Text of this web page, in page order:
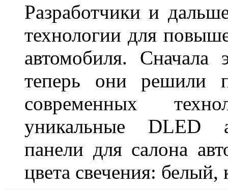
Разработчики и
технологии для
автомобиля.
теперь они решили
современных
уникальные DLED
панели для салона
цвета свечения: